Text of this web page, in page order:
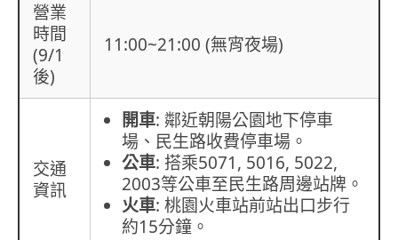
營業
時間
(9/1
後)
11:00~21:00 (無宵夜場)
交通
資訊
開車: 鄰近朝陽公園地下停車
場、民生路收費停車場。
公車: 搭乘5071, 5016, 5022,
2003等公車至民生路周邊站牌。
火車: 桃園火車站前站出口步行
約15分鐘。